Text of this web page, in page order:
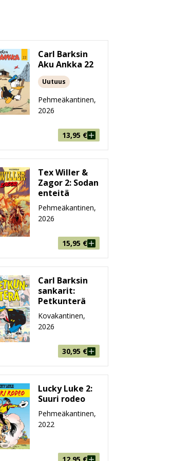
Carl Barksin
Aku Ankka 22
Uutuus
Pehmeäkantinen,
2026
13,95 €
Tex Willer &
Zagor 2: Sodan
enteitä
Pehmeäkantinen,
2026
15,95 €
Carl Barksin
sankarit:
Petkunterä
Kovakantinen,
2026
30,95 €
Lucky Luke 2:
Suuri rodeo
Pehmeäkantinen,
2022